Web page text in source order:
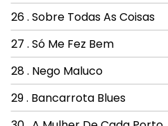
26 . Sobre Todas As Coisas
27 . Só Me Fez Bem
28 . Nego Maluco
29 . Bancarrota Blues